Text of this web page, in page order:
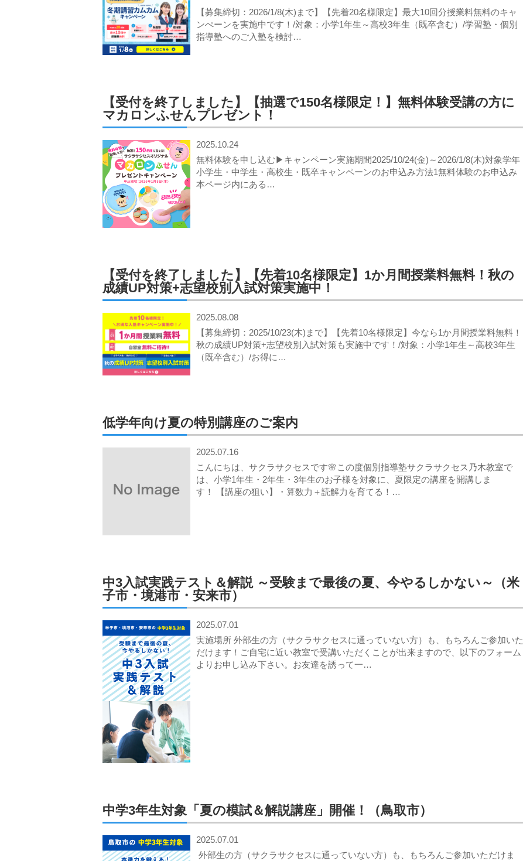
【募集締切：2026/1/8(木)まで】【先着20名様限定】最大10回分授業料無料のキャ
ンぺーンを実施中です！/対象：小学1年生～高校3年生（既卒含む）/学習塾・個別
指導塾へのご入塾を検討…
【受付を終了しました】【抽選で150名様限定！】無料体験受講の方に
マカロンふせんプレゼント！
2025.10.24
無料体験を申し込む▶キャンペーン実施期間2025/10/24(金)～2026/1/8(木)対象学年
小学生・中学生・高校生・既卒キャンペーンのお申込み方法1無料体験のお申込み
本ページ内にある…
【受付を終了しました】【先着10名様限定】1か月間授業料無料！秋の
成績UP対策+志望校別入試対策実施中！
2025.08.08
【募集締切：2025/10/23(木)まで】【先着10名様限定】今なら1か月間授業料無料！
秋の成績UP対策+志望校別入試対策も実施中です！/対象：小学1年生～高校3年生
（既卒含む）/お得に…
低学年向け夏の特別講座のご案内
2025.07.16
こんにちは、サクラサクセスです🌸この度個別指導塾サクラサクセス乃木教室で
は、小学1年生・2年生・3年生のお子様を対象に、夏限定の講座を開講しま
す！ 【講座の狙い】・算数力＋読解力を育てる！…
中3入試実践テスト＆解説 ～受験まで最後の夏、今やるしかない～（米
子市・境港市・安来市）
2025.07.01
実施場所 外部生の方（サクラサクセスに通っていない方）も、もちろんご参加いた
だけます！ご自宅に近い教室で受講いただくことが出来ますので、以下のフォーム
よりお申し込み下さい。お友達を誘って一…
中学3年生対象「夏の模試＆解説講座」開催！（鳥取市）
2025.07.01
外部生の方（サクラサクセスに通っていない方）も、もちろんご参加いただけま